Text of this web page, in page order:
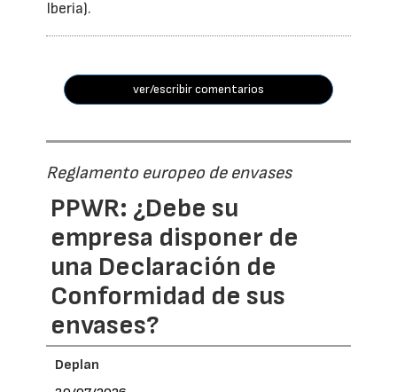
Iberia).
ver/escribir comentarios
Reglamento europeo de envases
PPWR: ¿Debe su
empresa disponer de
una Declaración de
Conformidad de sus
envases?
Deplan